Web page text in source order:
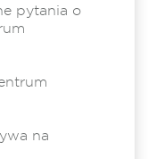
pytania o
na